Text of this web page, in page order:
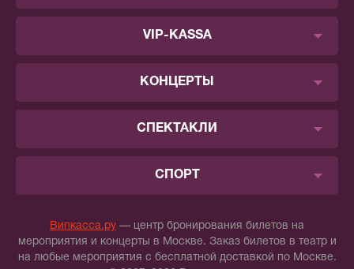
VIP-KASSA
КОНЦЕРТЫ
СПЕКТАКЛИ
СПОРТ
Випкасса.ру — центр бронирования билетов на
мероприятия и концерты в Москве. Заказ билетов в театр и
на любые мероприятия с бесплатной доставкой по Москве.